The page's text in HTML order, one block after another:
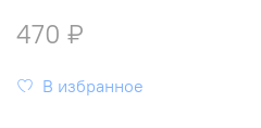
470 ₽
В избранное